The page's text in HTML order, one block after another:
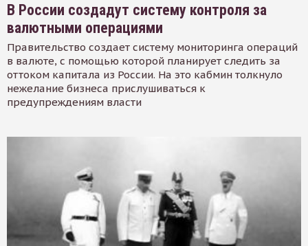
В России создадут систему контроля за
валютными операциями
Правительство создает систему мониторинга операций
в валюте, с помощью которой планирует следить за
оттоком капитала из России. На это кабмин толкнуло
нежелание бизнеса прислушиваться к
предупреждениям власти